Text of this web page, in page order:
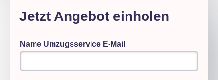
Jetzt Angebot einholen
Name Umzugsservice E-Mail